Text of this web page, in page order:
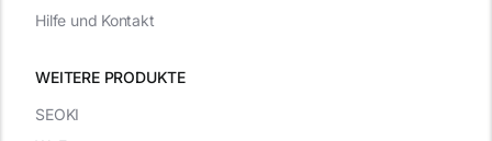
WEITERE PRODUKTE
Hilfe und Kontakt
SEOKI